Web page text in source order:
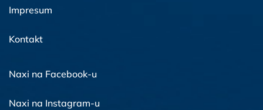
Impresum
Kontakt
Naxi na Facebook-u
Naxi na Instagram-u